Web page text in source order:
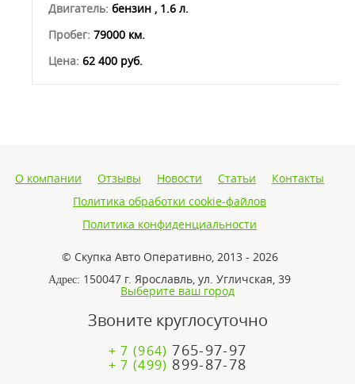
Двигатель: бензин , 1.6 л.
Пробег: 79000 км.
Цена: 62 400 руб.
О компании Отзывы Новости Статьи
Контакты
Политика обработки cookie-файлов
Политика конфиденциальности
© Скупка Авто Оперативно, 2013 - 2026
Адрес: 150047 г. Ярославль, ул. Угличская, 39
Выберите ваш город
Звоните круглосуточно
+ 7 (964)765-97-97
+ 7 (499) 899-87-78